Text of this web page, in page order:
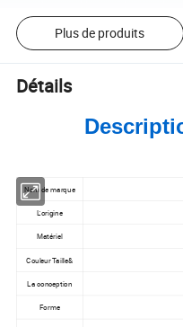
Plus de produits
Détails
Nom de marque
L'origine
Matériel
Couleur Taille&
La conception
Forme